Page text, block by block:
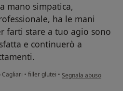
mano simpatica,
ha le mani
farti stare a tuo agio sono
e continuerò a
• filler glutei • secondo l'opinione
Segnala abuso